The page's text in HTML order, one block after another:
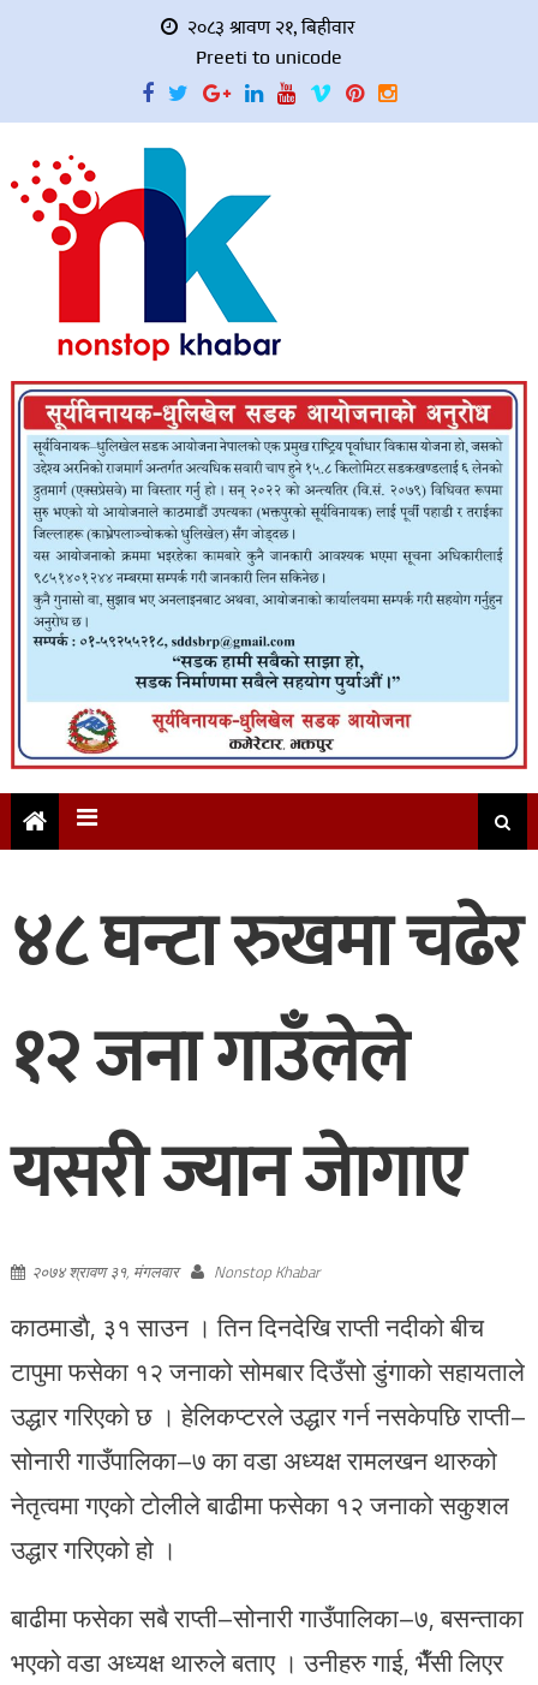
२०८३ श्रावण २१, बिहीवार
Preeti to unicode
४८ घन्टा रुखमा चढेर
१२ जना गाउँलेले
यसरी ज्यान जाेगाए
२०७४ श्रावण ३१, मंगलवार Nonstop Khabar
काठमाडाै, ३१ साउन । तिन दिनदेखि राप्ती नदीको बीच
टापुमा फसेका १२ जनाको सोमबार दिउँसो डुंगाको सहायताले
उद्धार गरिएको छ । हेलिकप्टरले उद्धार गर्न नसकेपछि राप्ती–
सोनारी गाउँपालिका–७ का वडा अध्यक्ष रामलखन थारुको
नेतृत्वमा गएको टोलीले बाढीमा फसेका १२ जनाको सकुशल
उद्धार गरिएको हो ।
बाढीमा फसेका सबै राप्ती–सोनारी गाउँपालिका–७, बसन्ताका
भएको वडा अध्यक्ष थारुले बताए । उनीहरु गाई, भैँसी लिएर